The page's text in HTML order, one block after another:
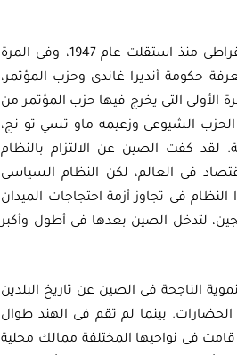
الهند هى أكبر ديمقراطية فى العالم، وقد حافظت على نظامها الديمقراطى منذ استقلت عام 1947، وفى المرة
التى جرى فيها إعلان حالة الطوارئ فى الهند فى عام 1975 بمعرفة حكومة أنديرا غاندى وحزب المؤتمر،
الأولى التى يخرج فيها حزب المؤتمر من
الحزب الشيوعى وزعيمه ماو تسي تو نج،
كفت الصين عن الالتزام بالنظام
فى العالم، لكن النظام السياسى
فى تجاوز أزمة احتجاجات الميدان
المحتجين، لتدخل الصين بعدها فى أطول وأكبر
الناجحة فى الصين عن تاريخ البلدين
بينما لم تقم فى الهند طوال
قامت فى نواحيها المختلفة ممالك محلية
أوراق بحثية
ورقة بحثية – الهيدروجين: خيار
مصر
EGP35.00